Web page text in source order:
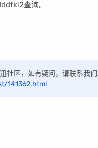
查询。
社区，如有疑问，请联系我们
141362.html